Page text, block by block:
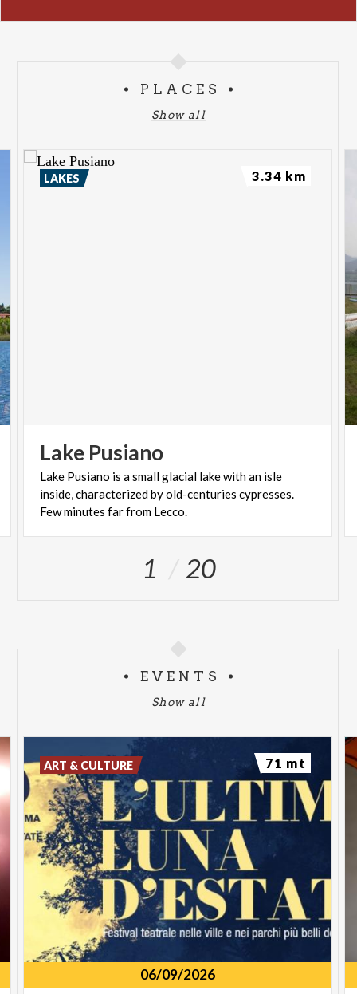
PLACES
Show all
Lake Pusiano
Lake Pusiano is a small glacial lake with an isle
inside, characterized by old-centuries cypresses.
Few minutes far from Lecco.
LAKES 3.34 km
1 20
EVENTS
Show all
06/09/2026
ART & CULTURE 71 mt